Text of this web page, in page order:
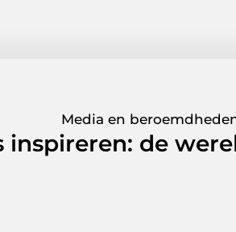
Media en
inspireren: de